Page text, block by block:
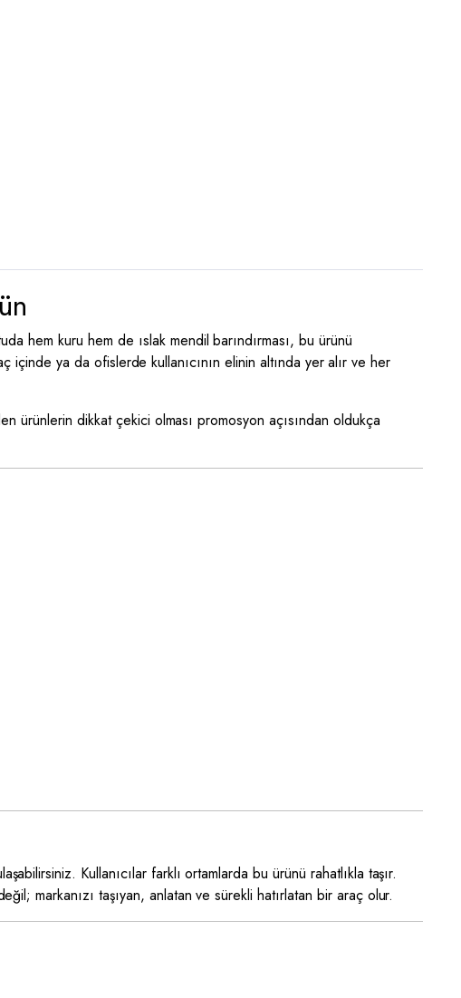
hem kuru hem de ıslak mendil barındırması, bu ürünü
içinde ya da ofislerde kullanıcının elinin altında yer alır ve her
ürünlerin dikkat çekici olması promosyon açısından oldukça
Kullanıcılar farklı ortamlarda bu ürünü rahatlıkla taşır.
markanızı taşıyan, anlatan ve sürekli hatırlatan bir araç olur.